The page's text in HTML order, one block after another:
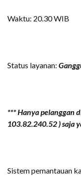
Waktu: 20.30 WIB
Status layanan:
*** Hanya pelanggan
103.82.240.52 ) saja
Sistem pemantauan